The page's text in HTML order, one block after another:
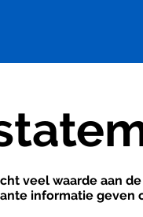
veel waarde aan
informatie geven